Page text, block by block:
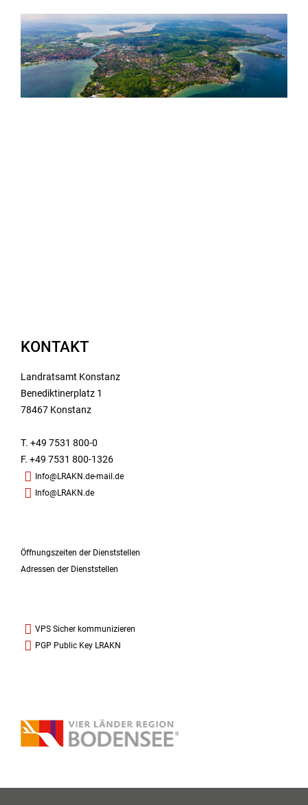
KONTAKT
Landratsamt Konstanz
Benediktinerplatz 1
78467 Konstanz
T. +49 7531 800-0
F. +49 7531 800-1326
Info@LRAKN.de-mail.de
Info@LRAKN.de
Öffnungszeiten der Dienststellen
Adressen der Dienststellen
VPS Sicher kommunizieren
PGP Public Key LRAKN